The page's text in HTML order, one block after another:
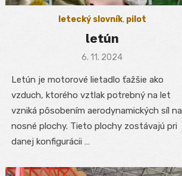
letecký slovník, pilot
letún
Posted
6. 11. 2024
Letún je motorové lietadlo ťažšie ako
vzduch, ktorého vztlak potrebný na let
vzniká pôsobením aerodynamických síl na
nosné plochy. Tieto plochy zostávajú pri
danej konfigurácii …